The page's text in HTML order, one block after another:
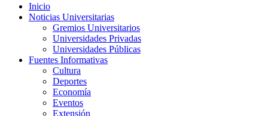
Menú
principal
Inicio
Noticias Universitarias
Gremios Universitarios
Universidades Privadas
Universidades Públicas
Fuentes Informativas
Cultura
Deportes
Economía
Eventos
Extensión